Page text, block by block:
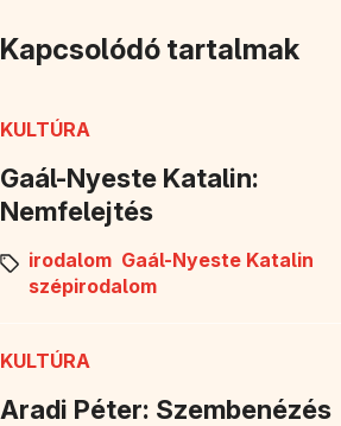
Kapcsolódó tartalmak
KULTÚRA
Gaál-Nyeste Katalin:
Nemfelejtés
irodalom Gaál-Nyeste Katalin
szépirodalom
KULTÚRA
Aradi Péter: Szembenézés